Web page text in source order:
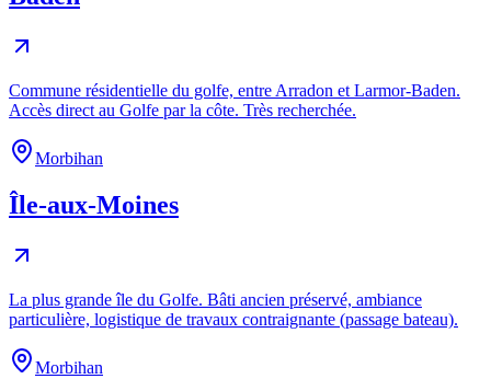
Commune résidentielle du golfe, entre Arradon et Larmor-Baden.
Accès direct au Golfe par la côte. Très recherchée.
Morbihan
Île-aux-Moines
La plus grande île du Golfe. Bâti ancien préservé, ambiance
particulière, logistique de travaux contraignante (passage bateau).
Morbihan